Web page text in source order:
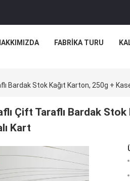
FABRIKA TURU
Bardak Stok Kağıt Karton, 250g +
Çift Taraflı Bardak
Kart